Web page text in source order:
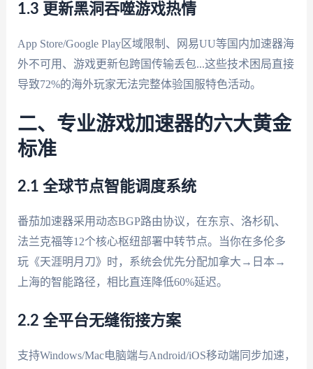
1.3 更新黑洞吞噬游戏热情
App Store/Google Play区域限制、网易UU等国内加速器海
外不可用、游戏更新包跨国传输丢包...这些技术困局直接
导致72%的海外玩家无法完整体验国服特色活动。
二、专业游戏加速器的六大黄金
标准
2.1 全球节点智能调度系统
番茄加速器采用动态BGP路由协议，在东京、洛杉矶、
法兰克福等12个核心枢纽部署中转节点。当你在多伦多
玩《天涯明月刀》时，系统会优先分配加拿大→日本→
上海的智能路径，相比直连降低60%延迟。
2.2 全平台无缝衔接方案
支持Windows/Mac电脑端与Android/iOS移动端同步加速，